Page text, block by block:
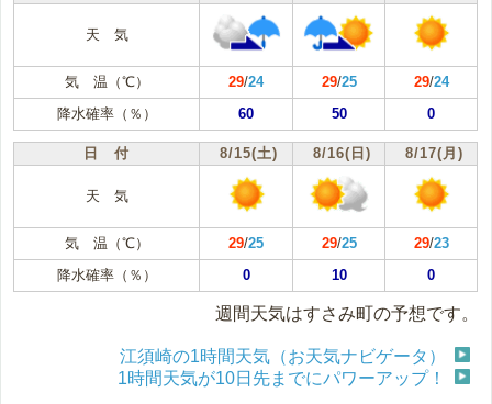
天 気
気 温（℃） 29/24 29/25 29/24
降水確率（％）
60 50 0
日 付 8/15(土) 8/16(日) 8/17(月)
天 気
気 温（℃） 29/25 29/25 29/23
降水確率（％）
0 10 0
週間天気はすさみ町の予想です。
江須崎の1時間天気（お天気ナビゲータ）
1時間天気が10日先までにパワーアップ！